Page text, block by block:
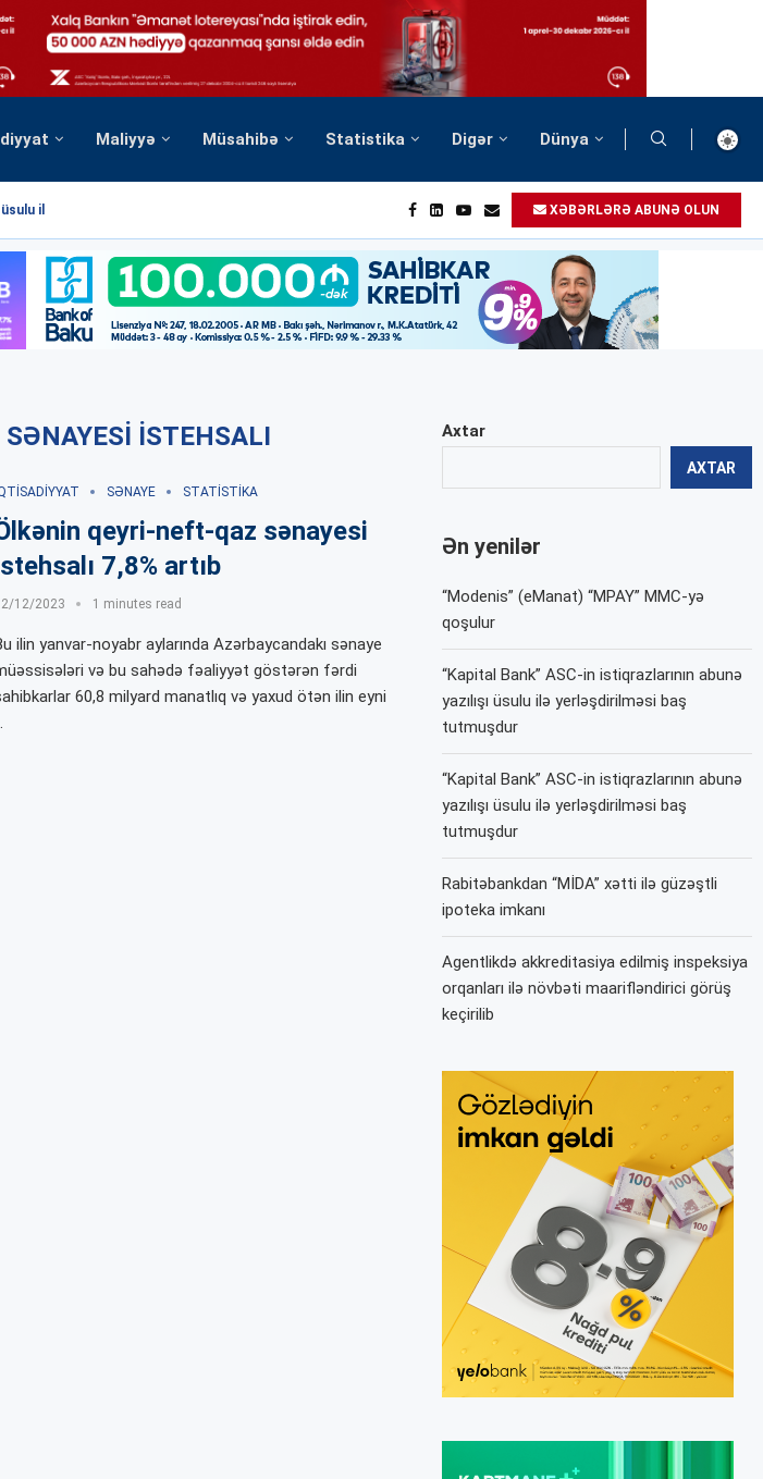
Maliyyə Müsahibə Statistika Digər Dünya
ilə... XƏBƏRLƏRƏ ABUNƏ OLUN
SƏNAYESI ISTEHSALI
SƏNAYE STATISTIKA
qeyri-neft-qaz sənayesi
7,8% artıb
12/2023 1 minutes read
ilin yanvar-noyabr aylarında Azərbaycandakı sənaye
və bu sahədə fəaliyyət göstərən fərdi
60,8 milyard manatlıq və yaxud ötən ilin eyni
Axtar
AXTAR
Ən yenilər
“Modenis” (eManat) “MPAY” MMC-yə
qoşulur
“Kapital Bank” ASC-in istiqrazlarının abunə
yazılışı üsulu ilə yerləşdirilməsi baş
tutmuşdur
“Kapital Bank” ASC-in istiqrazlarının abunə
yazılışı üsulu ilə yerləşdirilməsi baş
tutmuşdur
Rabitəbankdan “MİDA” xətti ilə güzəştli
ipoteka imkanı
Agentlikdə akkreditasiya edilmiş inspeksiya
orqanları ilə növbəti maarifləndirici görüş
keçirilib